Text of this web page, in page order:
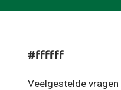
#ffffff
Veelgestelde vragen